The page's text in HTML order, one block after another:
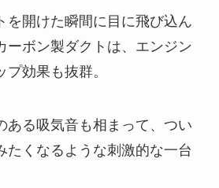
を開けた瞬間に目に飛び込ん
ーボン製ダクトは、エンジン
効果も抜群。
ある吸気音も相まって、つい
たくなるような刺激的な一台